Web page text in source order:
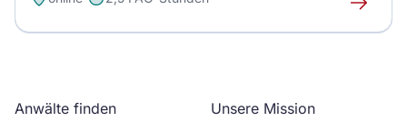
Erfahre
mehr
Anwälte finden
Unsere Mission